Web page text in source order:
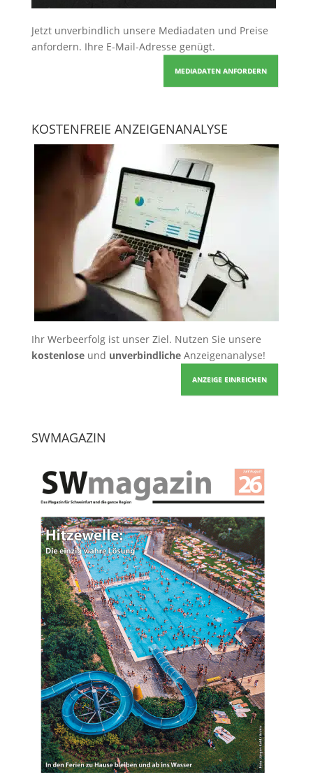
Jetzt unverbindlich unsere Mediadaten und Preise
anfordern. Ihre E-Mail-Adresse genügt.
MEDIADATEN ANFORDERN
KOSTENFREIE ANZEIGENANALYSE
Ihr Werbeerfolg ist unser Ziel. Nutzen Sie unsere
kostenloseund unverbindlicheAnzeigenanalyse!
ANZEIGE EINREICHEN
SWMAGAZIN